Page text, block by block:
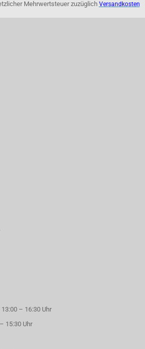
Mehrwertsteuer zuzüglich Versandkosten
– 16:30 Uhr
15:30 Uhr